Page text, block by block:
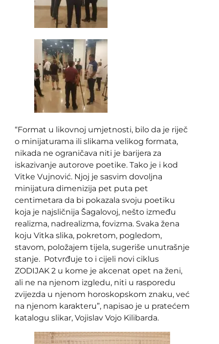
“Format u likovnoj umjetnosti, bilo da je riječ
o minijaturama ili slikama velikog formata,
nikada ne ograničava niti je barijera za
iskazivanje autorove poetike. Tako je i kod
Vitke Vujnović. Njoj je sasvim dovoljna
minijatura dimenizija pet puta pet
centimetara da bi pokazala svoju poetiku
koja je najsličnija Šagalovoj, nešto između
realizma, nadrealizma, fovizma. Svaka žena
koju Vitka slika, pokretom, pogledom,
stavom, položajem tijela, sugeriše unutrašnje
stanje. Potvrđuje to i cijeli novi ciklus
ZODIJAK 2 u kome je akcenat opet na ženi,
ali ne na njenom izgledu, niti u rasporedu
zvijezda u njenom horoskopskom znaku, već
na njenom karakteru”, napisao je u pratećem
katalogu slikar, Vojislav Vojo Kilibarda.